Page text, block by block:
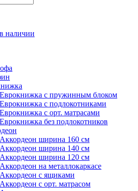
наличии
Еврокнижка с пружинным блоком
Еврокнижка с подлокотниками
Еврокнижка с орт. матрасами
Еврокнижка без подлокотников
Аккордеон ширина 160 см
Аккордеон ширина 140 см
Аккордеон ширина 120 см
Аккордеон на металлокаркасе
Аккордеон c ящиками
Аккордеон c орт. матрасом